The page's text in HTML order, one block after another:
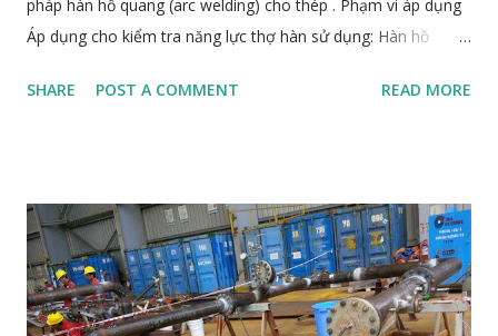
pháp hàn hồ quang (arc welding) cho thép . Phạm vi áp dụng
Áp dụng cho kiểm tra năng lực thợ hàn sử dụng: Hàn hồ
(GMAW / 135, 136, 138, GTAW / 141, FCAW, SAW / 121) Hàn
Loại liên kết kiểm tra: Mối hàn đối đầu (Butt weld) Mối hàn
góc (Fillet weld) Vị trí hàn: PA (Flat), PC (Horizontal), PF
(Vertical-up), PE (Overhead), v.v. Phạm vi chứng nhận (Range
of qualification): Vật liệu (theo nhóm ISO 15608) Quá trình
SHARE POST A COMMENT READ MORE